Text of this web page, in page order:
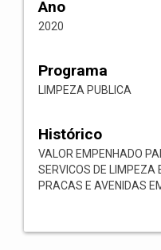
Ano
2020
Programa
LIMPEZA PUBLICA
Histórico
VALOR EMPENHADO
SERVICOS DE LIMPEZA
PRACAS E AVENIDAS